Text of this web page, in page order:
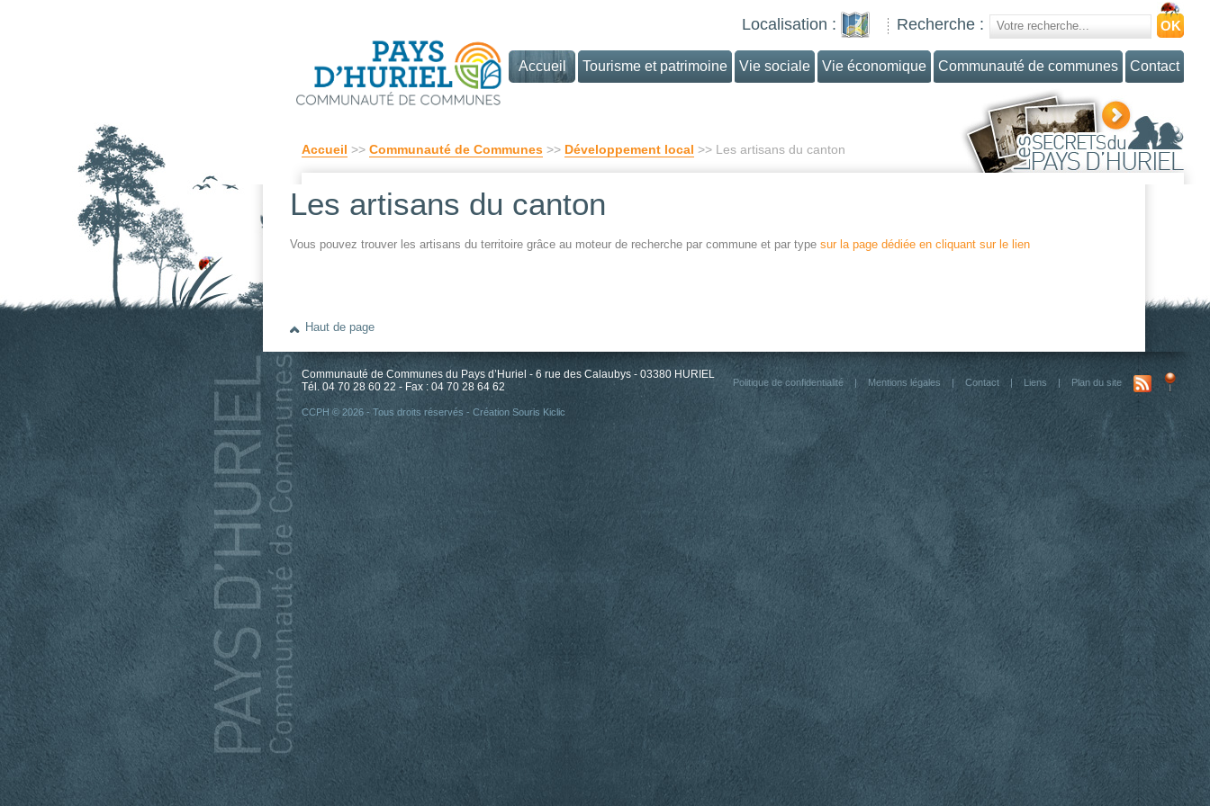
Accueil >> Communauté de Communes >> Développement local >> Les artisans du canton
Accueil Tourisme et patrimoine Vie sociale Vie économique Communauté de communes Contact
Localisation : Recherche :
Les artisans du canton
Vous pouvez trouver les artisans du territoire grâce au moteur de recherche par commune et par type sur la page dédiée en cliquant sur le lien
Haut de page
Communauté de Communes du Pays d’Huriel - 6 rue des Calaubys - 03380 HURIEL
Tél. 04 70 28 60 22 - Fax : 04 70 28 64 62
CCPH © 2026 - Tous droits réservés - Création Souris Kiclic
Politique de confidentialité | Mentions légales | Contact | Liens | Plan du site